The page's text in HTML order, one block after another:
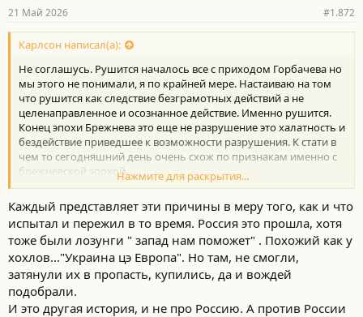
н
о
с
и
:
21 Май 2026 #1.872
Карлсон написал(а):
Не соглашусь. Рушится началось все с приходом Горбачева но
мы этого не понимали, я по крайней мере. Настаиваю на том
что рушится как следствие безграмотных действий а не
целенаправленное и осознанное действие. Именно рушится.
Конец эпохи Брежнева это еще не разрушение это халатность и
бездействие приведшее к возможности разрушения. К стати в
чем то сегодняшний день очень схож по признакам именно с
брежневской эпохой.
Так вот лихие, это не разрушение, это уже строительство
нового. Херового, но нового. Лихие, как период истории, это
уже следствие.
Вот почему Горбачев и Ельцин главные исторические Иуды
для нашей страны. Один развалил по недоумию, другой
позволил обокрасть по тщеславию и властолюбию.
Алкогольная зависимость только усугубила, но не главная
причина.
Ну как то так я это себе представляю.
Нажмите для раскрытия...
Каждый представляет эти причины в меру того, как и что
испытал и пережил в то время. Россия это прошла, хотя
тоже были лозунги " запад нам поможет" . Похожий как у
хохлов..."Украина цэ Европа". Но там, не смогли,
затянули их в пропасть, купились, да и вождей
подобрали.
И это другая история, и не про Россию. А против России